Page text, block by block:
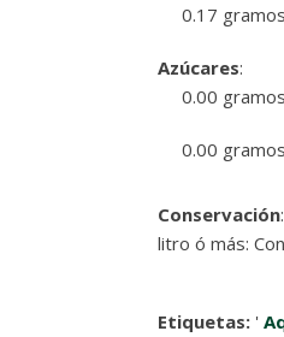
0.17 gramos
Azúcares:
0.00 gramos
0.00 gramos
Conservación
litro ó más:
Etiquetas: '